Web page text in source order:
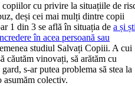
cu privire la situațiile de
deși cei mai mulți dintre copii
1 din 3 se află în situația de a și
în acea persoană sau
studiul Salvați Copiii. A cui
căutăm vinovați, să arătăm cu
s-ar putea problema să stea la
asumăm colectiv.